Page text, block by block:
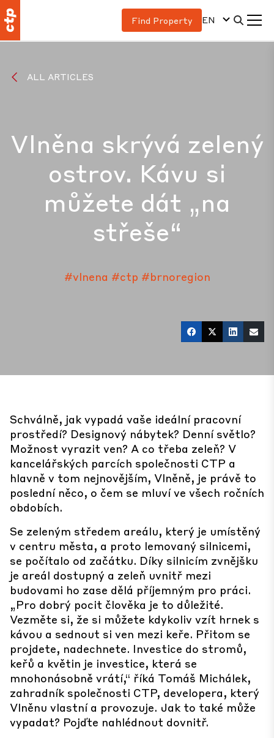
Find Property EN
ALL ARTICLES
Vlněna skrývá zelený
ostrov. Kávu si
můžete dát „na
střeše“
#vlnena #ctp #brnoregion
Schválně, jak vypadá vaše ideální pracovní
prostředí? Designový nábytek? Denní světlo?
Možnost vyrazit ven? A co třeba zeleň? V
kancelářských parcích společnosti CTP a
hlavně v tom nejnovějším, Vlněně, je právě to
poslední něco, o čem se mluví ve všech ročních
obdobích.
Se zeleným středem areálu, který je umístěný
v centru města, a proto lemovaný silnicemi,
se počítalo od začátku. Díky silnicím zvnějšku
je areál dostupný a zeleň uvnitř mezi
budovami ho zase dělá příjemným pro práci.
„Pro dobrý pocit člověka je to důležité.
Vezměte si, že si můžete kdykoliv vzít hrnek s
kávou a sednout si ven mezi keře. Přitom se
projdete, nadechnete. Investice do stromů,
keřů a květin je investice, která se
mnohonásobně vrátí,“ říká Tomáš Michálek,
zahradník společnosti CTP, developera, který
Vlněnu vlastní a provozuje. Jak to také může
vypadat? Pojďte nahlédnout dovnitř.